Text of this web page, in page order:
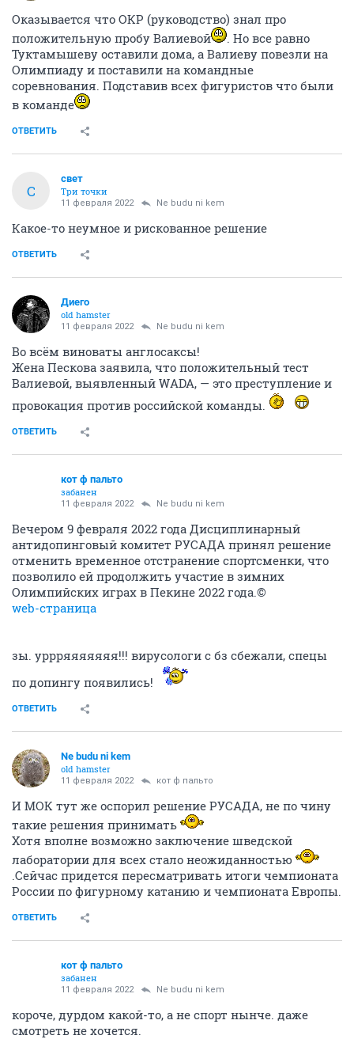
Оказывается что ОКР (руководство) знал про
положительную пробу Валиевой
. Но все равно
Туктамышеву оставили дома, а Валиеву повезли на
Олимпиаду и поставили на командные
соревнования. Подставив всех фигуристов что были
в команде
ОТВЕТИТЬ
С
свет
Три точки
11 февраля 2022 Ne budu ni kem
Какое-то неумное и рискованное решение
ОТВЕТИТЬ
Диего
old hamster
11 февраля 2022 Ne budu ni kem
Во всём виноваты англосаксы!
Жена Пескова заявила, что положительный тест
Валиевой, выявленный WADA, — это преступление и
провокация против российской команды.
ОТВЕТИТЬ
кот ф пальто
забанен
11 февраля 2022 Ne budu ni kem
Вечером 9 февраля 2022 года Дисциплинарный
антидопинговый комитет РУСАДА принял решение
отменить временное отстранение спортсменки, что
позволило ей продолжить участие в зимних
Олимпийских играх в Пекине 2022 года.©
web-страница
зы. уррряяяяяяя!!! вирусологи с бз сбежали, спецы
по допингу появились!
ОТВЕТИТЬ
Ne budu ni kem
old hamster
11 февраля 2022 кот ф пальто
И МОК тут же оспорил решение РУСАДА, не по чину
такие решения принимать
Хотя вполне возможно заключение шведской
лаборатории для всех стало неожиданностью
.Сейчас придется пересматривать итоги чемпионата
России по фигурному катанию и чемпионата Европы.
ОТВЕТИТЬ
кот ф пальто
забанен
11 февраля 2022 Ne budu ni kem
короче, дурдом какой-то, а не спорт нынче. даже
смотреть не хочется.